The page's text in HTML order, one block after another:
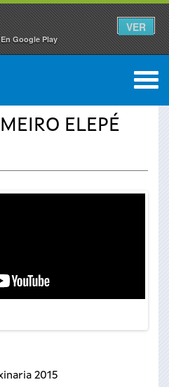
Google Play
VER
0
ELEPÉ
2015